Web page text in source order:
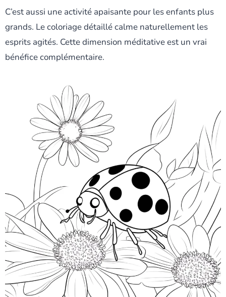
C’est aussi une activité apaisante pour les enfants plus
grands. Le coloriage détaillé calme naturellement les
esprits agités. Cette dimension méditative est un vrai
bénéfice complémentaire.